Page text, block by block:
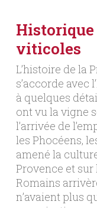
Historique
viticoles
L’histoire de la
s’accorde avec
à quelques
ont vu la vigne
l’arrivée de
les Phocéens,
amené la
Provence et sur
Romains
n’avaient plus